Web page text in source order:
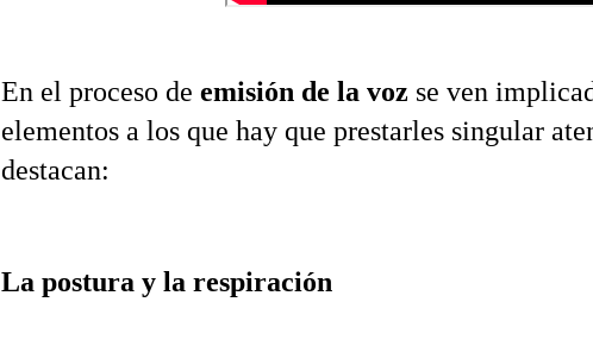
En el proceso de emisión de la voz se ven
elementos a los que hay que prestarles singular
destacan:
La postura y la respiración